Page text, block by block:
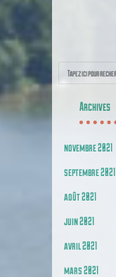
Recherche
Archives
novembre 2021
septembre 2021
août 2021
juin 2021
avril 2021
mars 2021